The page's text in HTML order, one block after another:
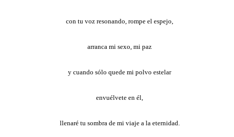
con tu voz resonando, rompe el espejo,
arranca mi sexo, mi paz
y cuando sólo quede mi polvo estelar
envuélvete en él,
llenaré tu sombra de mi viaje a la eternidad.